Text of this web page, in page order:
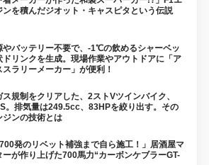
ンを積んだジオット・キャスピタという伝説
やバッテリー不要で、-1℃の飲めるシャーベッ
ドリンクを生成。現場作業やアウトドアに「ア
スラリーメーカー」が便利！
ス規制をクリアした、2ストVツインバイク、
。排気量は249.5cc、83HPを絞り出す。その
ジンの技術とは
発のリベット補強まで自ら施工！」居酒屋マ
ーが作り上げた700馬力“カーボンケブラーGT-